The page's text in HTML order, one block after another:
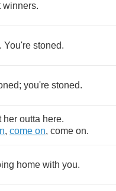
winners.
. You're stoned.
; you're stoned.
her outta here.
, come on, come on.
home with you.